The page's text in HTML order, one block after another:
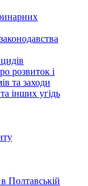
розвиток і
та заходи
інших угідь
Полтавській